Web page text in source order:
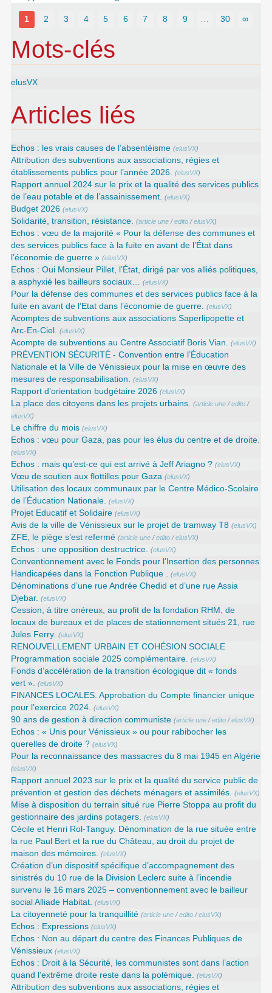
1 2 3 4 5 6 7 8 9 30 ∞
Mots-clés
elusVX
Articles liés
Echos : les vrais causes de l’absentéisme (elusVX)
Attribution des subventions aux associations, régies et
établissements publics pour l’année 2026. (elusVX)
Rapport annuel 2024 sur le prix et la qualité des services publics
de l’eau potable et de l’assainissement. (elusVX)
Budget 2026 (elusVX)
Solidarité, transition, résistance. (article une /edito /elusVX)
Echos : vœu de la majorité « Pour la défense des communes et
des services publics face à la fuite en avant de l’État dans
l’économie de guerre » (elusVX)
Echos : Oui Monsieur Pillet, l’État, dirigé par vos alliés politiques,
a asphyxié les bailleurs sociaux… (elusVX)
Pour la défense des communes et des services publics face à la
fuite en avant de l’Etat dans l’économie de guerre. (elusVX)
Acomptes de subventions aux associations Saperlipopette et
Arc-En-Ciel. (elusVX)
Acompte de subventions au Centre Associatif Boris Vian. (elusVX)
PRÉVENTION SÉCURITÉ - Convention entre l’Éducation
Nationale et la Ville de Vénissieux pour la mise en œuvre des
mesures de responsabilisation. (elusVX)
Rapport d’orientation budgétaire 2026 (elusVX)
La place des citoyens dans les projets urbains. (article une /edito /
elusVX)
Le chiffre du mois (elusVX)
Echos : vœu pour Gaza, pas pour les élus du centre et de droite.
(elusVX)
Echos : mais qu’est-ce qui est arrivé à Jeff Ariagno ? (elusVX)
Vœu de soutien aux flottilles pour Gaza (elusVX)
Utilisation des locaux communaux par le Centre Médico-Scolaire
de l’Éducation Nationale. (elusVX)
Projet Educatif et Solidaire (elusVX)
Avis de la ville de Vénissieux sur le projet de tramway T8 (elusVX)
ZFE, le piège s’est refermé (article une /edito /elusVX)
Echos : une opposition destructrice. (elusVX)
Conventionnement avec le Fonds pour l’Insertion des personnes
Handicapées dans la Fonction Publique . (elusVX)
Dénominations d’une rue Andrée Chedid et d’une rue Assia
Djebar. (elusVX)
Cession, à titre onéreux, au profit de la fondation RHM, de
locaux de bureaux et de places de stationnement situés 21, rue
Jules Ferry. (elusVX)
RENOUVELLEMENT URBAIN ET COHÉSION SOCIALE
Programmation sociale 2025 complémentaire. (elusVX)
Fonds d’accélération de la transition écologique dit « fonds
vert ». (elusVX)
FINANCES LOCALES. Approbation du Compte financier unique
pour l’exercice 2024. (elusVX)
90 ans de gestion à direction communiste (article une /edito /elusVX)
Echos : « Unis pour Vénissieux » ou pour rabibocher les
querelles de droite ? (elusVX)
Pour la reconnaissance des massacres du 8 mai 1945 en Algérie
(elusVX)
Rapport annuel 2023 sur le prix et la qualité du service public de
prévention et gestion des déchets ménagers et assimilés. (elusVX)
Mise à disposition du terrain situé rue Pierre Stoppa au profit du
gestionnaire des jardins potagers. (elusVX)
Cécile et Henri Rol-Tanguy. Dénomination de la rue située entre
la rue Paul Bert et la rue du Château, au droit du projet de
maison des mémoires. (elusVX)
Création d’un dispositif spécifique d’accompagnement des
sinistrés du 10 rue de la Division Leclerc suite à l’incendie
survenu le 16 mars 2025 – conventionnement avec le bailleur
social Alliade Habitat. (elusVX)
La citoyenneté pour la tranquillité (article une /edito /elusVX)
Echos : Expressions (elusVX)
Echos : Non au départ du centre des Finances Publiques de
Vénissieux (elusVX)
Echos : Droit à la Sécurité, les communistes sont dans l’action
quand l’extrême droite reste dans la polémique. (elusVX)
Attribution des subventions aux associations, régies et